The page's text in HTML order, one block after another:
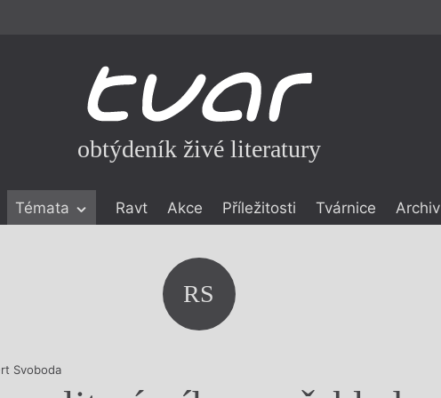
obtýdeník živé literatury
Témata Ravt Akce Příležitosti Tvárnice Archiv
RS
Svoboda